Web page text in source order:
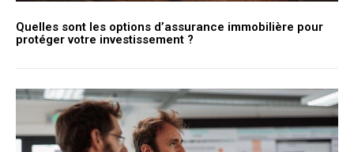
Quelles sont les options d’assurance immobilière pour
protéger votre investissement ?